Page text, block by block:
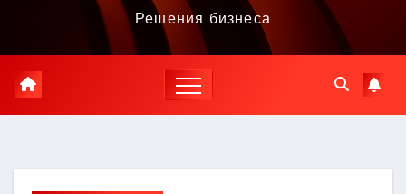
Решения бизнеса